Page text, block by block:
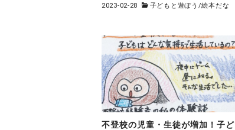
2023-02-28 子どもと遊ぼう /絵本だな
不登校の児童・生徒が増加！子ど